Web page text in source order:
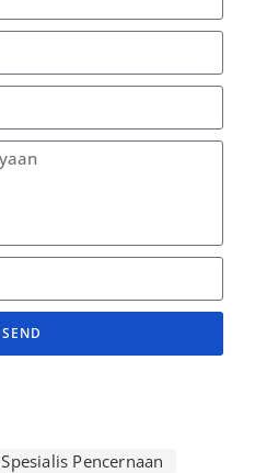
SEND
Spesialis Pencernaan